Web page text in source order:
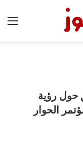
حول رؤية
الحوار